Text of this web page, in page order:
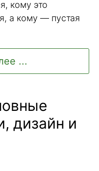
кому это
а кому — пустая
...
дизайн и